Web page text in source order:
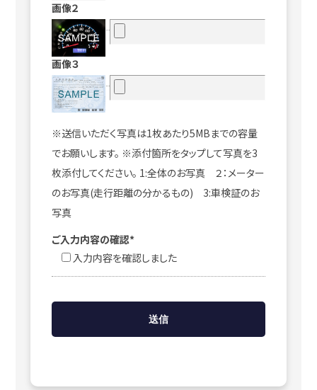
画像２
画像３
※送信いただく写真は1枚あたり5MBまでの容量
でお願いします。 ※添付箇所をタップして写真を3
枚添付してください。 1:全体のお写真 ２：メーター
のお写真(走行距離の分かるもの) 3:車検証のお
写真
ご入力内容の確認*
入力内容を確認しました